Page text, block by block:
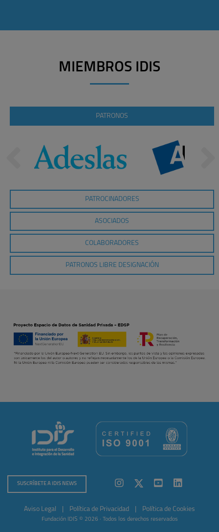
MIEMBROS IDIS
PATRONOS
PATROCINADORES
ASOCIADOS
COLABORADORES
PATRONOS LIBRE DESIGNACIÓN
SUSCRÍBETE A IDIS NEWS
Aviso Legal Política de Privacidad Política de Cookies
Fundación IDIS © 2026 · Todos los derechos reservados